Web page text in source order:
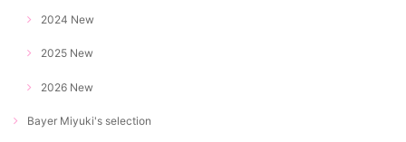
2024 New
2025 New
2026 New
Bayer Miyuki's selection